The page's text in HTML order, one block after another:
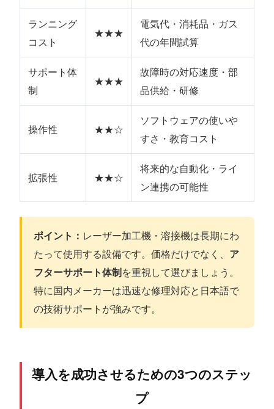
ランニング
コスト
★★★
電気代・消耗品・ガス
代の年間試算
サポート体
制
★★★
故障時の対応速度・部
品供給・研修
操作性 ★★☆
ソフトウェアの使いや
すさ・教育コスト
拡張性 ★★☆
将来的な自動化・ライ
ン連携の可能性
ポイント： レーザー加工機・溶接機は長期にわ
たって使用する設備です。価格だけでなく、 ア
フターサポート体制を重視して選びましょう。
特に国内メーカーは迅速な修理対応と日本語で
の技術サポートが強みです。
導入を成功させるための3つのステッ
プ